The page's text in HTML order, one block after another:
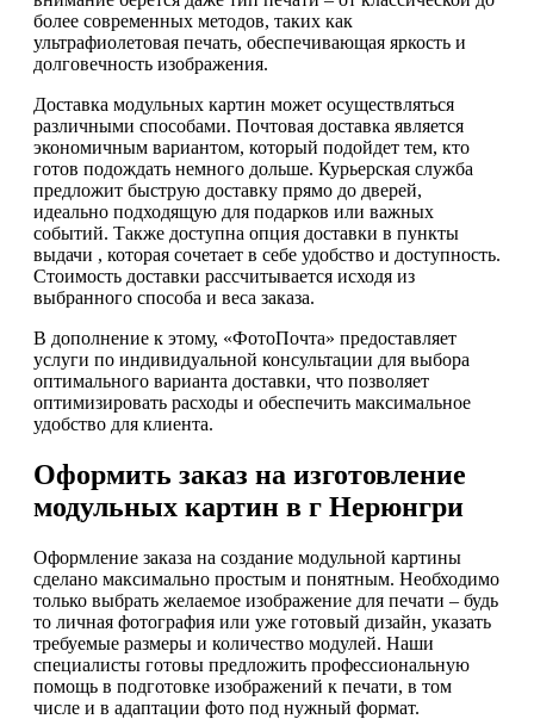
более современных методов, таких как
ультрафиолетовая печать, обеспечивающая яркость и
долговечность изображения.
Доставка модульных картин может осуществляться
различными способами. Почтовая доставка является
экономичным вариантом, который подойдет тем, кто
готов подождать немного дольше. Курьерская служба
предложит быструю доставку прямо до дверей,
идеально подходящую для подарков или важных
событий. Также доступна опция доставки в пункты
выдачи , которая сочетает в себе удобство и доступность.
Стоимость доставки рассчитывается исходя из
выбранного способа и веса заказа.
В дополнение к этому, «ФотоПочта» предоставляет
услуги по индивидуальной консультации для выбора
оптимального варианта доставки, что позволяет
оптимизировать расходы и обеспечить максимальное
удобство для клиента.
Оформить заказ на изготовление
модульных картин в г Нерюнгри
Оформление заказа на создание модульной картины
сделано максимально простым и понятным. Необходимо
только выбрать желаемое изображение для печати – будь
то личная фотография или уже готовый дизайн, указать
требуемые размеры и количество модулей. Наши
специалисты готовы предложить профессиональную
помощь в подготовке изображений к печати, в том
числе и в адаптации фото под нужный формат.